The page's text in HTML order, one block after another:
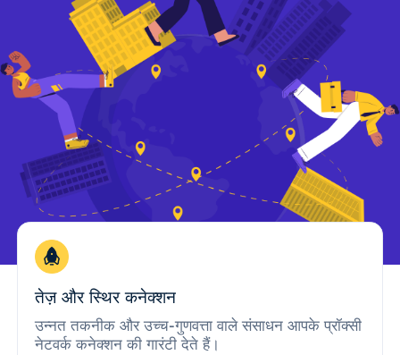
तेज़ और स्थिर कनेक्शन
उन्नत तकनीक और उच्च-गुणवत्ता वाले संसाधन आपके प्रॉक्सी
नेटवर्क कनेक्शन की गारंटी देते हैं।